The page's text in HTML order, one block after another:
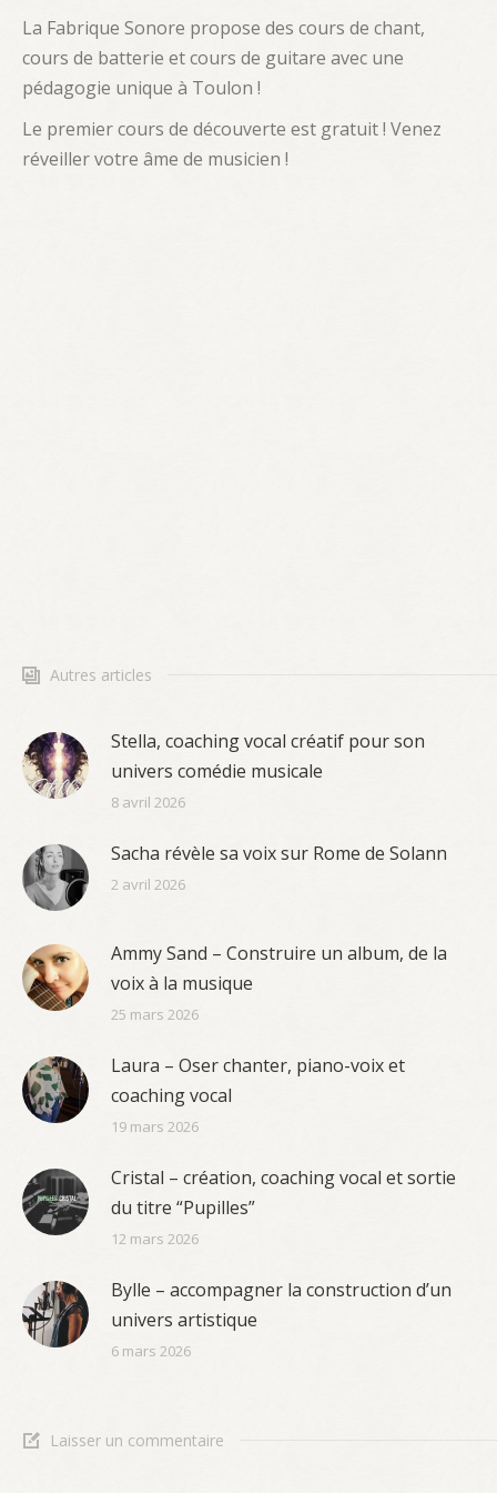
QUESTIONS FRÉQUENTES
La Fabrique Sonore propose des cours de chant,
cours de batterie et cours de guitare avec une
pédagogie unique à Toulon !
Le premier cours de découverte est gratuit ! Venez
réveiller votre âme de musicien !
Autres articles
Stella, coaching vocal créatif pour son
univers comédie musicale
8 avril 2026
Sacha révèle sa voix sur Rome de Solann
2 avril 2026
Ammy Sand – Construire un album, de la
voix à la musique
25 mars 2026
Laura – Oser chanter, piano-voix et
coaching vocal
19 mars 2026
Cristal – création, coaching vocal et sortie
du titre “Pupilles”
12 mars 2026
Bylle – accompagner la construction d’un
univers artistique
6 mars 2026
Laisser un commentaire